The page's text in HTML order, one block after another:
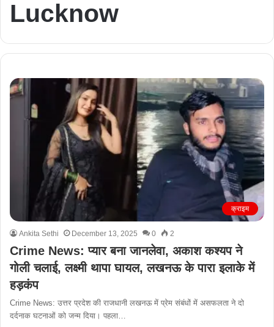
Lucknow
क्राइम
Ankita Sethi December 13, 2025 0 2
Crime News: प्यार बना जानलेवा, अकाश कश्यप ने
गोली चलाई, लक्ष्मी थापा घायल, लखनऊ के पारा इलाके में
हड़कंप
Crime News: उत्तर प्रदेश की राजधानी लखनऊ में प्रेम संबंधों में असफलता ने दो
दर्दनाक घटनाओं को जन्म दिया। पहला…